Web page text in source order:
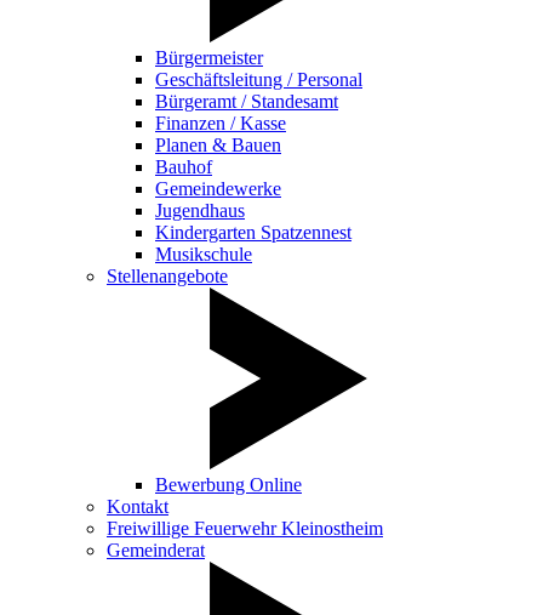
Bürgermeister
Geschäftsleitung / Personal
Bürgeramt / Standesamt
Finanzen / Kasse
Planen & Bauen
Bauhof
Gemeindewerke
Jugendhaus
Kindergarten Spatzennest
Musikschule
Stellenangebote
Bewerbung Online
Kontakt
Freiwillige Feuerwehr Kleinostheim
Gemeinderat